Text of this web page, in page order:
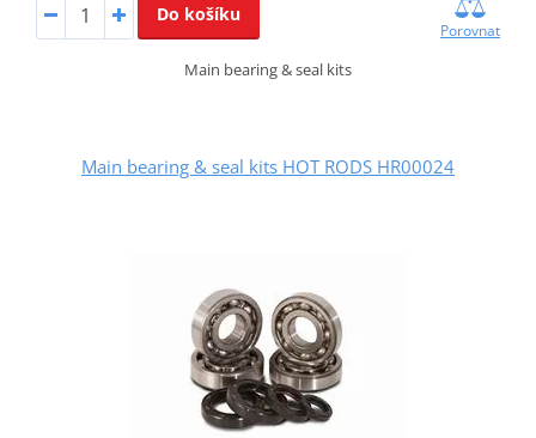
Do košíku
Porovnat
Main bearing & seal kits
Main bearing & seal kits HOT RODS HR00024